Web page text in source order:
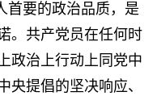
要的政治品质，是
。共产党员在任何时
政治上行动上同党中
央提倡的坚决响应、